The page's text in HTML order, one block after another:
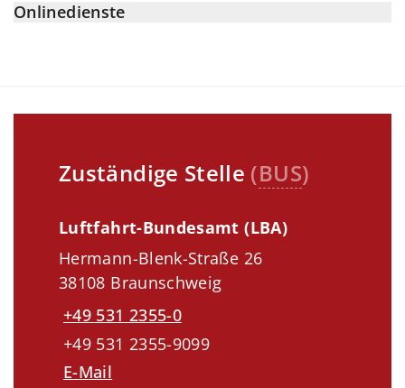
Onlinedienste
Zuständige Stelle (BUS)
Luftfahrt-Bundesamt (LBA)
Hermann-Blenk-Straße 26
38108 Braunschweig
+49 531 2355-0
+49 531 2355-9099
E-Mail